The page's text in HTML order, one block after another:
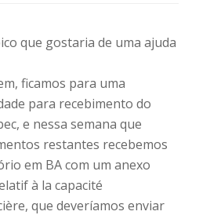
que gostaria de uma ajuda
ficamos para uma
para recebimento do
e nessa semana que
restantes recebemos
em BA com um anexo
à la capacité
que deveríamos enviar